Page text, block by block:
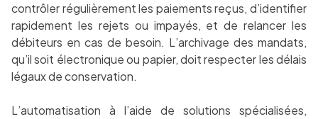
contrôler régulièrement les paiements reçus, d’identifier
rapidement les rejets ou impayés, et de relancer les
débiteurs en cas de besoin. L’archivage des mandats,
qu’il soit électronique ou papier, doit respecter les délais
légaux de conservation.
L’automatisation à l’aide de solutions spécialisées,